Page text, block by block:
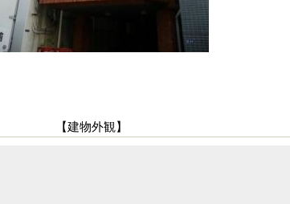
【建物外観】